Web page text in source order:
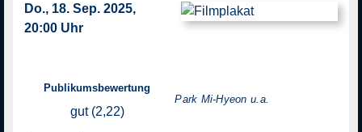
Do., 18. Sep. 2025,
20:00 Uhr
Publikumsbewertung
gut (2,22)
mit: Bella Kim, Roschdy Zem, Park Mi‑Hyeon u.a.